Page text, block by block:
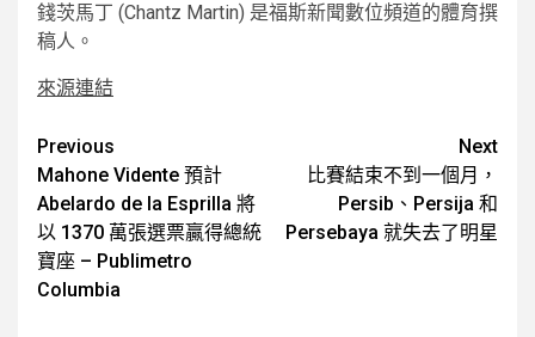
錢茨馬丁 (Chantz Martin) 是福斯新聞數位頻道的體育撰
稿人。
來源連結
Post
navigation
Previous
Mahone Vidente 預計
Abelardo de la Esprilla 將
以 1370 萬張選票贏得總統
寶座 – Publimetro
Columbia
Next
比賽結束不到一個月，
Persib、Persija 和
Persebaya 就失去了明星